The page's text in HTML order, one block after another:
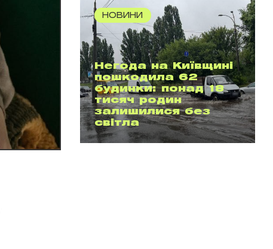
НОВИНИ
Негода на Київщині
пошкодила 62
будинки: понад 18
тисяч родин
залишилися без
світла